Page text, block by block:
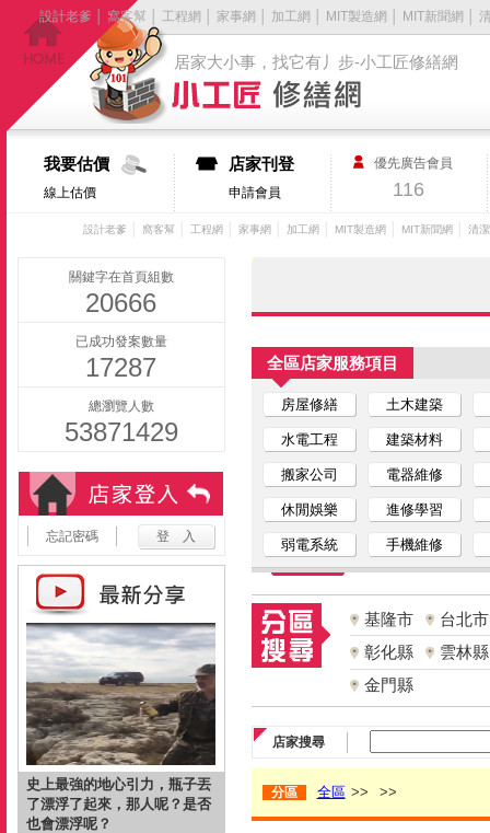
居家大小事，找它有丿步-小工匠修繕網
設計老爹 窩客幫 工程網 家事網 加工網 MIT製造網 MIT新聞網
我要估價
線上估價
店家刊登
申請會員
優先廣告會員
116
設計老爹 窩客幫 工程網 家事網 加工網 MIT製造網 MIT新聞網 清
關鍵字在首頁組數
20666
已成功發案數量
17287
總瀏覽人數
53871429
忘記密碼
史上最強的地心引力，瓶子丟
了漂浮了起來，那人呢？是否
也會漂浮呢？
全區店家服務項目
房屋修繕 土木建築
水電工程 建築材料
搬家公司 電器維修
休閒娛樂 進修學習
弱電系統 手機維修
基隆市
台北市
彰化縣
雲林縣
金門縣
店家搜尋
分區 全區 >> >>